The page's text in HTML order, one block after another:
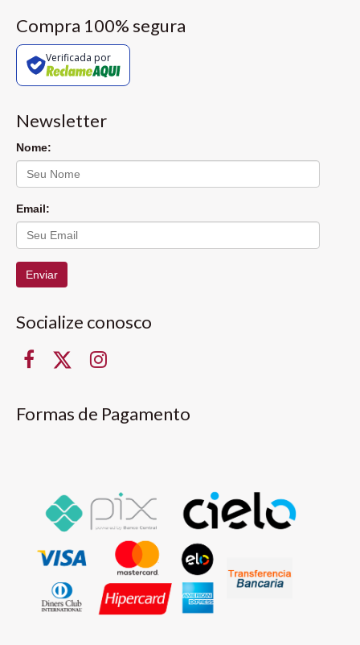
Compra 100% segura
Verificada por
Newsletter
Nome:
Email:
Enviar
Socialize conosco
Formas de Pagamento